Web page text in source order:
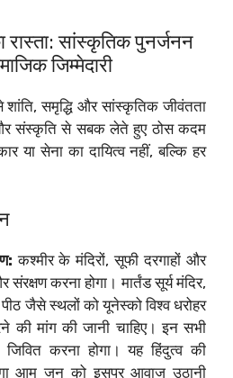
रास्ता: सांस्कृतिक पुनर्जनन
जिम्मेदारी
शांति, समृद्धि और सांस्कृतिक जीवंतता
संस्कृति से सबक लेते हुए ठोस कदम
या सेना का दायित्व नहीं, बल्कि हर
कश्मीर के मंदिरों, सूफी दरगाहों और
संरक्षण करना होगा। मार्तंड सूर्य मंदिर,
पीठ जैसे स्थलों को यूनेस्को विश्व धरोहर
मांग की जानी चाहिए। इन सभी
करना होगा। यह हिंदुत्व की
आम जन को इसपर आवाज उठानी